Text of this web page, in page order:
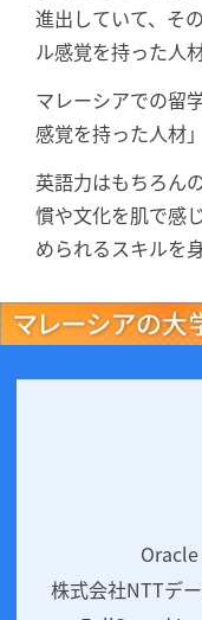
進出していて、そ
ル感覚を持った⼈
マレーシアでの留
感覚を持った人材
英語⼒はもちろん
慣や⽂化を肌で感
められるスキルを
株式会社NTTデ